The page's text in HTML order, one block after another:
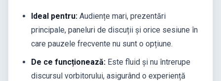
Ideal pentru: Audiențe mari, prezentări
principale, paneluri de discuții și orice sesiune în
care pauzele frecvente nu sunt o opțiune.
De ce funcționează: Este fluid și nu întrerupe
discursul vorbitorului, asigurând o experiență